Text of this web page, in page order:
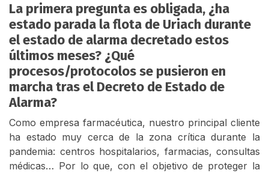
La primera pregunta es obligada, ¿ha
estado parada la flota de Uriach durante
el estado de alarma decretado estos
últimos meses? ¿Qué
procesos/protocolos se pusieron en
marcha tras el Decreto de Estado de
Alarma?
Como empresa farmacéutica, nuestro principal cliente
ha estado muy cerca de la zona crítica durante la
pandemia: centros hospitalarios, farmacias, consultas
médicas… Por lo que, con el objetivo de proteger la